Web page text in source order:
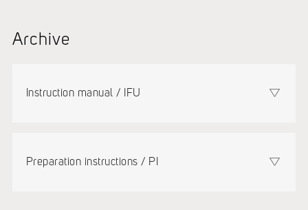
Archive
Instruction manual / IFU
Preparation instructions / PI